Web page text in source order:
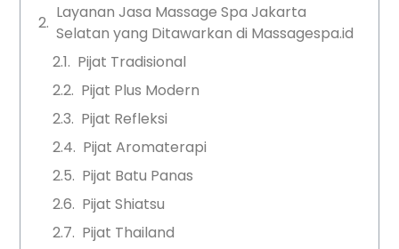
Layanan Jasa Massage Spa Jakarta
Selatan yang Ditawarkan di Massagespa.id
Pijat Tradisional
Pijat Plus Modern
Pijat Refleksi
Pijat Aromaterapi
Pijat Batu Panas
Pijat Shiatsu
Pijat Thailand